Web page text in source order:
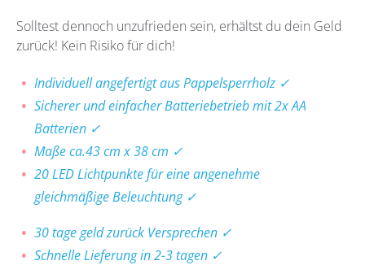
Solltest dennoch unzufrieden sein, erhältst du dein Geld
zurück! Kein Risiko für dich!
Individuell angefertigt aus Pappelsperrholz ✓
Sicherer und einfacher Batteriebetrieb mit 2x AA
Batterien ✓
Maße ca.43 cm x 38 cm ✓
20 LED Lichtpunkte für eine angenehme
gleichmäßige Beleuchtung ✓
30 tage geld zurück Versprechen ✓
Schnelle Lieferung in 2-3 tagen ✓